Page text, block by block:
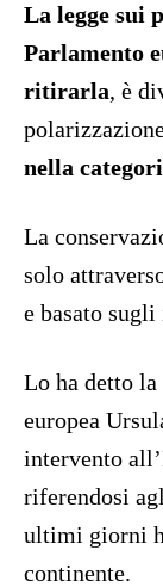
La legge sui
Parlamento
ritirarla, è
nella
La
solo
e basato
Lo ha detto
europea
intervento
riferendosi
ultimi giorni
continente.